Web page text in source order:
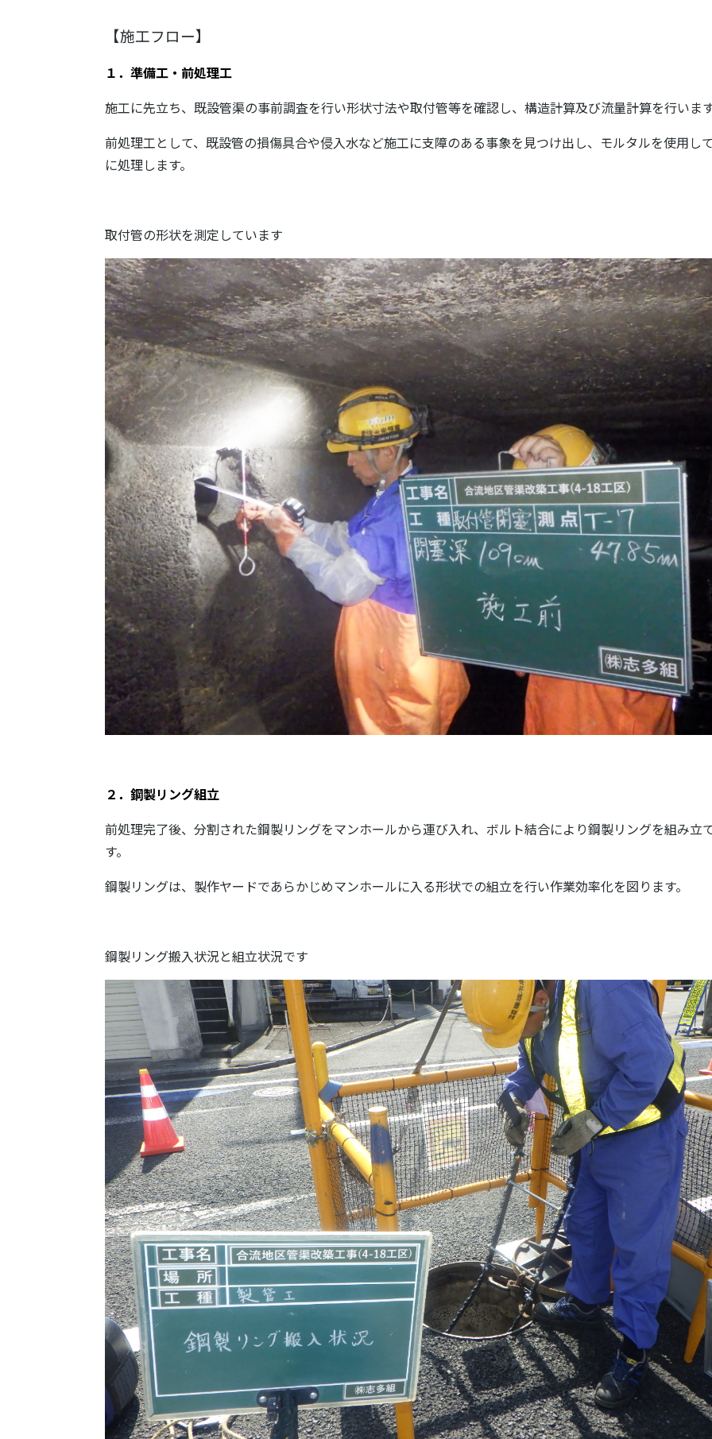
【施工フロー】
１．準備工・前処理工
施工に先立ち、既設管渠の事前調査を行い形状寸法や取付管等を確認し、構造計算及び流量計算を行いま
前処理工として、既設管の損傷具合や侵入水など施工に支障のある事象を見つけ出し、モルタルを使用し
に処理します。
取付管の形状を測定しています
２．鋼製リング組立
前処理完了後、分割された鋼製リングをマンホールから運び入れ、ボルト結合により鋼製リングを組み立
す。
鋼製リングは、製作ヤードであらかじめマンホールに入る形状での組立を行い作業効率化を図ります。
鋼製リング搬入状況と組立状況です